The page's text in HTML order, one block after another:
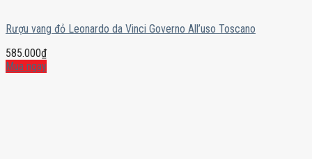
Rượu vang đỏ Leonardo da Vinci Governo All’uso Toscano
585.000₫
Mua ngay